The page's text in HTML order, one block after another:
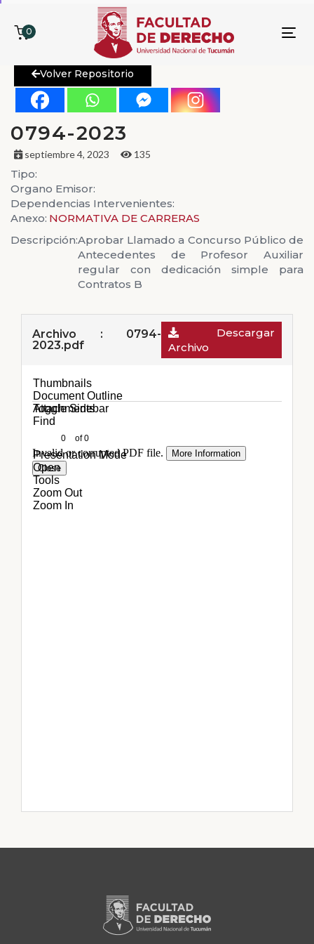
0
Volver Repositorio
0794-2023
septiembre 4, 2023 135
Tipo:
Organo Emisor:
Dependencias Intervenientes:
Anexo: NORMATIVA DE CARRERAS
Descripción:Aprobar Llamado a Concurso Público de
Antecedentes de Profesor Auxiliar
regular con dedicación simple para
Contratos B
Archivo : 0794-
2023.pdf
Descargar
Archivo